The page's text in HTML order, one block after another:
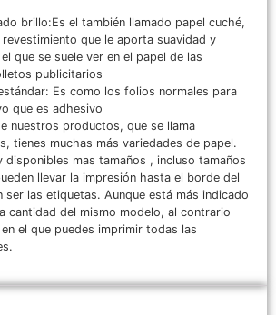
brillo:Es el también llamado papel cuché,
revestimiento que le aporta suavidad y
que se suele ver en el papel de las
publicitarios
Es como los folios normales para
que es adhesivo
nuestros productos, que se llama
tienes muchas más variedades de papel.
disponibles mas tamaños , incluso tamaños
llevar la impresión hasta el borde del
ser las etiquetas. Aunque está más indicado
cantidad del mismo modelo, al contrario
el que puedes imprimir todas las